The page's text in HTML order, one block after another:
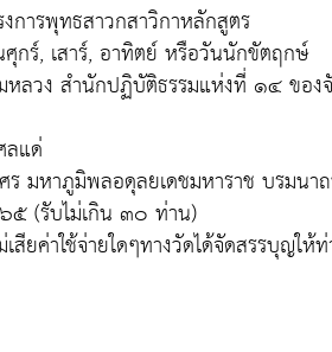
การพุทธสาวกสาวิกาหลักสูตร
กร์, เสาร์, อาทิตย์ หรือวันนักขัตฤกษ์
หลวง สำนักปฏิบัติธรรมแห่งที่ ๑๔ ขอ
แด่
ร มหาภูมิพลอดุลยเดชมหาราช บรมนา
(รับไม่เกิน ๓๐ ท่าน)
เสียค่าใช้จ่ายใดๆทางวัดได้จัดสรรบุญใ